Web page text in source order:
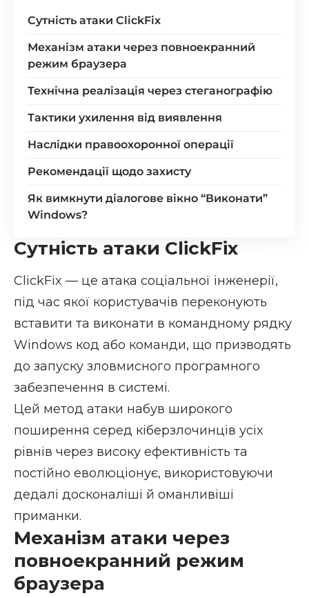
Сутність атаки ClickFix
Механізм атаки через повноекранний
режим браузера
Технічна реалізація через стеганографію
Тактики ухилення від виявлення
Наслідки правоохоронної операції
Рекомендації щодо захисту
Як вимкнути діалогове вікно “Виконати”
Windows?
Сутність атаки ClickFix
ClickFix — це атака соціальної інженерії,
під час якої користувачів переконують
вставити та виконати в командному рядку
Windows код або команди, що призводять
до запуску зловмисного програмного
забезпечення в системі.
Цей метод атаки набув широкого
поширення серед кіберзлочинців усіх
рівнів через високу ефективність та
постійно еволюціонує, використовуючи
дедалі досконаліші й оманливіші
приманки.
Механізм атаки через
повноекранний режим
браузера